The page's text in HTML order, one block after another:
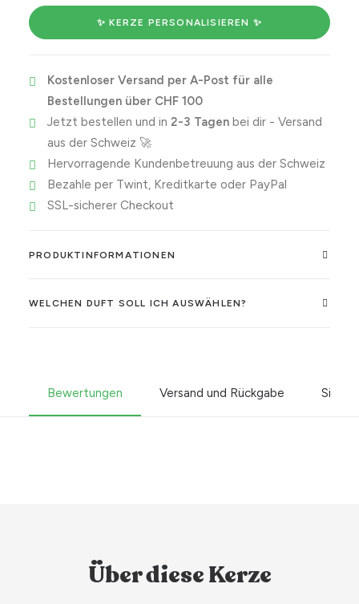
vergässe!
Menge
✨ KERZE PERSONALISIEREN ✨
Kostenloser Versand per A-Post für alle
Bestellungen über CHF 100
Jetzt bestellen und in 2-3 Tagenbei dir - Versand
aus der Schweiz 🚀
Hervorragende Kundenbetreuung aus der Schweiz
Bezahle per Twint, Kreditkarte oder PayPal
SSL-sicherer Checkout
PRODUKTINFORMATIONEN
WELCHEN DUFT SOLL ICH AUSWÄHLEN?
Bewertungen Versand und Rückgabe
Über diese Kerze